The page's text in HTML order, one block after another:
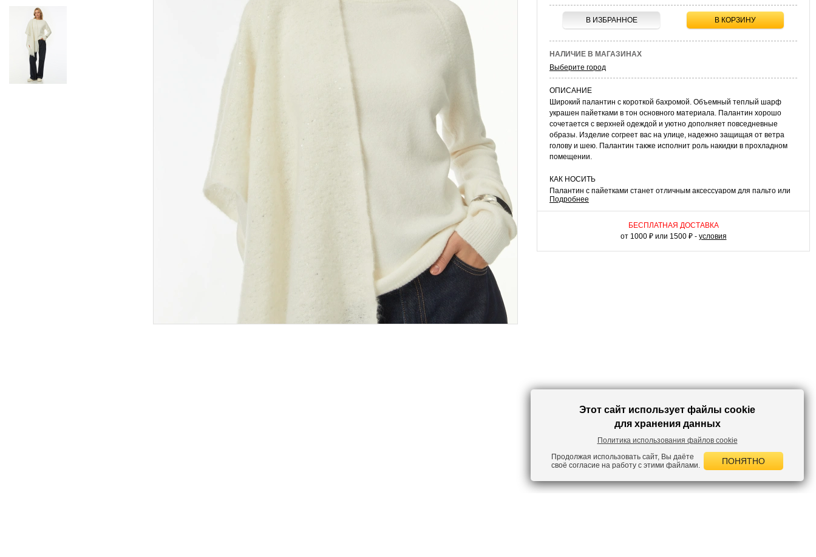
В ИЗБРАННОЕ В КОРЗИНУ
НАЛИЧИЕ В МАГАЗИНАХ
Выберите город
ОПИСАНИЕ
Широкий палантин с короткой бахромой. Объемный теплый шарф
украшен пайетками в тон основного материала. Палантин хорошо
сочетается с верхней одеждой и уютно дополняет повседневные
образы. Изделие согреет вас на улице, надежно защищая от ветра
голову и шею. Палантин также исполнит роль накидки в прохладном
помещении.
КАК НОСИТЬ
Палантин с пайетками станет отличным аксессуаром для пальто или
стеганой курки прямого кроя с воротником и без него. Используйте его
как капюшон, набросив на голову. Как накидка в комплекте с
трикотажным платьем или джемпером схожей цветовой гаммы
палантин сделает ваш образ оригинальным и романтичным.
Подробнее
БЕСПЛАТНАЯ ДОСТАВКА
от 1000 ₽ или 1500 ₽ - условия
Этот сайт использует файлы cookie
для хранения данных
Политика использования файлов cookie
Продолжая использовать сайт, Вы даёте
своё согласие на работу с этими файлами.
ПОНЯТНО